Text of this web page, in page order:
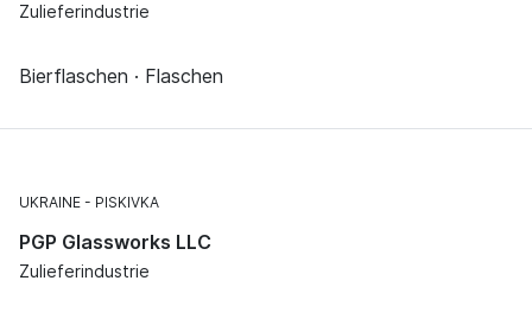
Zulieferindustrie
Bierflaschen · Flaschen
UKRAINE PISKIVKA
PGP Glassworks LLC
Zulieferindustrie